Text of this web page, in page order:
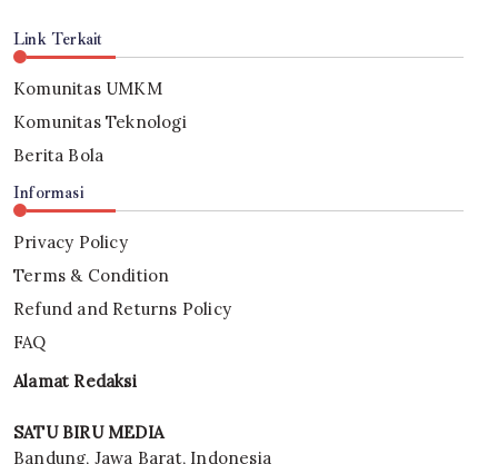
Link Terkait
Komunitas UMKM
Komunitas Teknologi
Berita Bola
Informasi
Privacy Policy
Terms & Condition
Refund and Returns Policy
FAQ
Alamat Redaksi
SATU BIRU MEDIA
Bandung, Jawa Barat, Indonesia